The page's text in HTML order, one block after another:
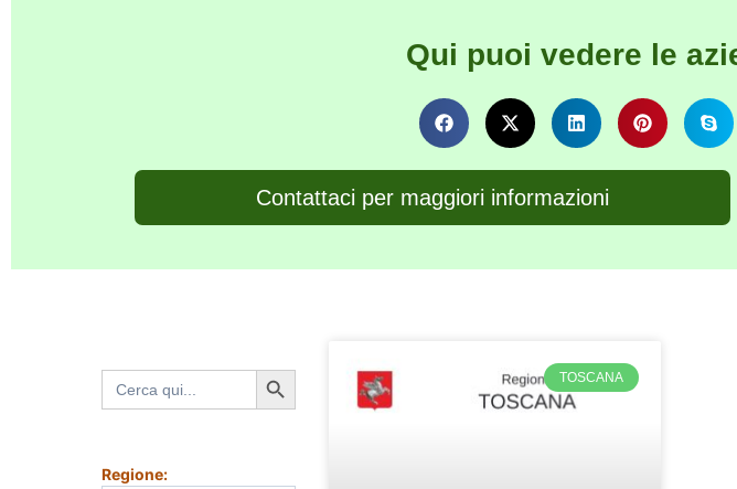
Qui puoi vedere le
Contattaci per maggiori informazioni
Search
for:
Search Button
Regione:
TOSCANA